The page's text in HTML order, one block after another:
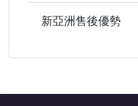
新亞洲售後優勢